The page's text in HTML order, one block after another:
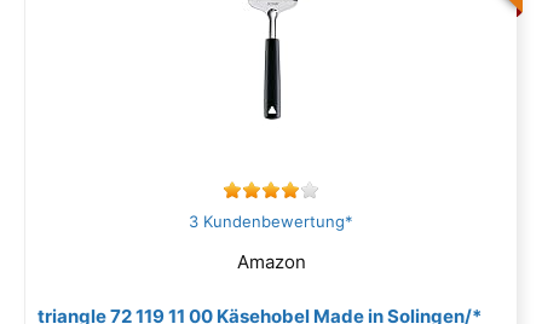
3 Kundenbewertung*
Amazon
triangle 72 119 11 00 Käsehobel Made in Solingen/*